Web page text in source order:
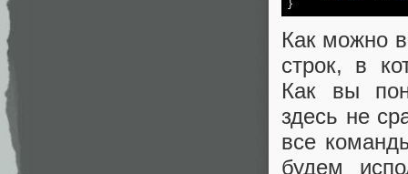
Как можно
строк, в
Как вы
здесь не
все
будем